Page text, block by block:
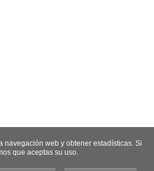
navegación web y obtener estadísticas. Si
que aceptas su uso.